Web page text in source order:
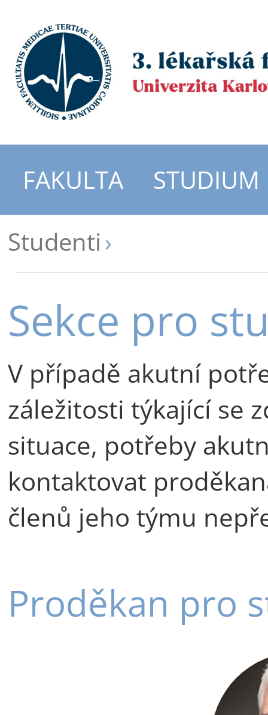
FAKULTA
STUDIUM
Studenti
Sekce pro
V případě akutní
záležitosti týkající se
situace, potřeby
kontaktovat
členů jeho týmu
Proděkan pro